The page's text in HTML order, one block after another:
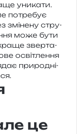
уни­ка­ти.
потре­бує
змі­не­ну стру­
може бути
звер­та­
осві­тле­н­ня
при­ро­дні­
це